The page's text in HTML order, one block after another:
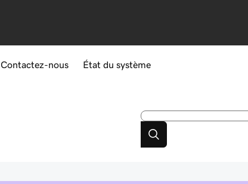
Contactez-nous État du système